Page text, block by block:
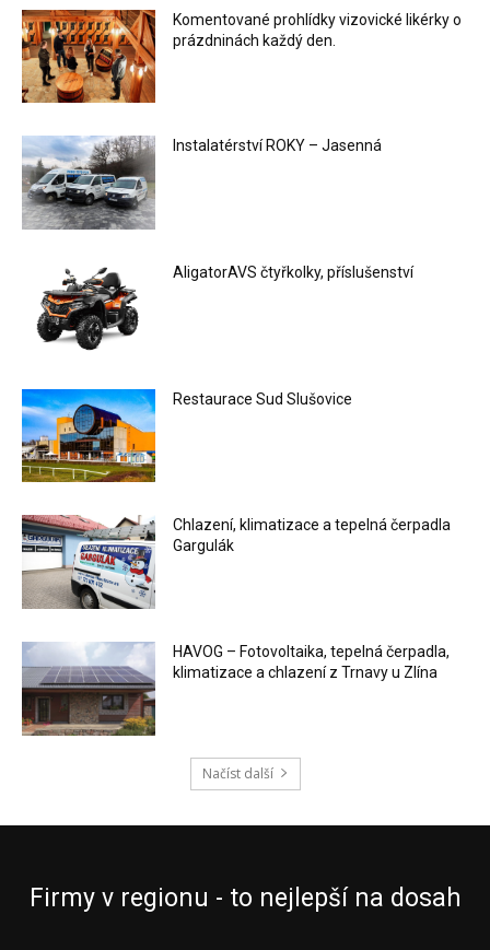
Komentované prohlídky vizovické likérky o
prázdninách každý den.
Instalatérství ROKY – Jasenná
AligatorAVS čtyřkolky, příslušenství
Restaurace Sud Slušovice
Chlazení, klimatizace a tepelná čerpadla
Gargulák
HAVOG – Fotovoltaika, tepelná čerpadla,
klimatizace a chlazení z Trnavy u Zlína
Načíst další
Firmy v regionu - to nejlepší na dosah